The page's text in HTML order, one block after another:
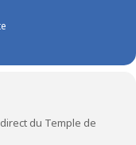
du Temple de